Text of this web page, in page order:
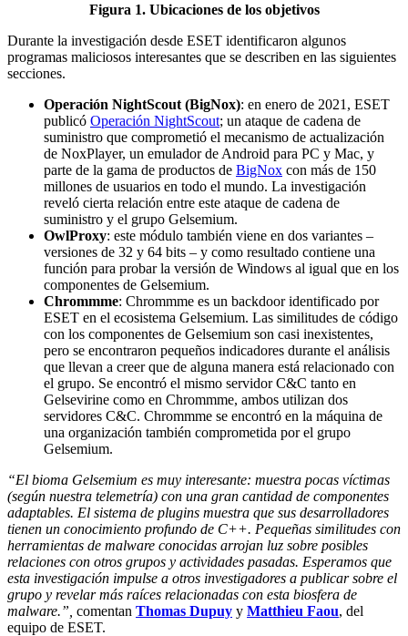
Figura 1. Ubicaciones de los objetivos
Durante la investigación desde ESET identificaron algunos
programas maliciosos interesantes que se describen en las siguientes
secciones.
Operación NightScout (BigNox): en enero de 2021, ESET
publicó Operación NightScout; un ataque de cadena de
suministro que comprometió el mecanismo de actualización
de NoxPlayer, un emulador de Android para PC y Mac, y
parte de la gama de productos de BigNox con más de 150
millones de usuarios en todo el mundo. La investigación
reveló cierta relación entre este ataque de cadena de
suministro y el grupo Gelsemium.
OwlProxy: este módulo también viene en dos variantes –
versiones de 32 y 64 bits – y como resultado contiene una
función para probar la versión de Windows al igual que en los
componentes de Gelsemium.
Chrommme: Chrommme es un backdoor identificado por
ESET en el ecosistema Gelsemium. Las similitudes de código
con los componentes de Gelsemium son casi inexistentes,
pero se encontraron pequeños indicadores durante el análisis
que llevan a creer que de alguna manera está relacionado con
el grupo. Se encontró el mismo servidor C&C tanto en
Gelsevirine como en Chrommme, ambos utilizan dos
servidores C&C. Chrommme se encontró en la máquina de
una organización también comprometida por el grupo
Gelsemium.
“El bioma Gelsemium es muy interesante: muestra pocas víctimas
(según nuestra telemetría) con una gran cantidad de componentes
adaptables. El sistema de plugins muestra que sus desarrolladores
tienen un conocimiento profundo de C++. Pequeñas similitudes con
herramientas de malware conocidas arrojan luz sobre posibles
relaciones con otros grupos y actividades pasadas. Esperamos que
esta investigación impulse a otros investigadores a publicar sobre el
grupo y revelar más raíces relacionadas con esta biosfera de
malware.”, comentan Thomas Dupuy y Matthieu Faou, del
equipo de ESET.